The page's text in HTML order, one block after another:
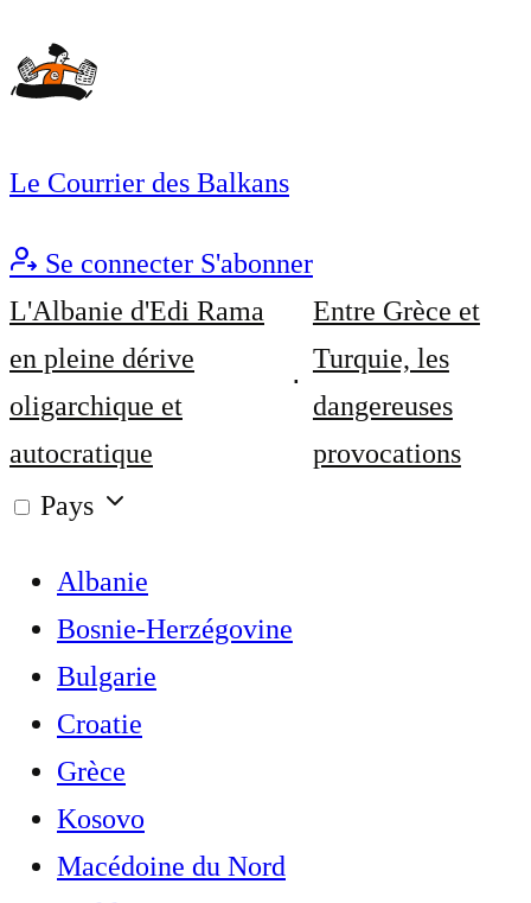
Le Courrier des Balkans
Se connecter S'abonner
L'Albanie d'Edi Rama
en pleine dérive
oligarchique et
autocratique
Entre Grèce et
Turquie, les
dangereuses
provocations
Pays
Albanie
Bosnie-Herzégovine
Bulgarie
Croatie
Grèce
Kosovo
Macédoine du Nord